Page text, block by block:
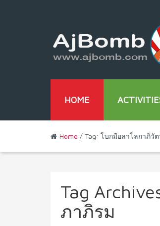
HOME
Home / Tag: โบกมือลาโลกาภิวั
Tag
ภาภิรม